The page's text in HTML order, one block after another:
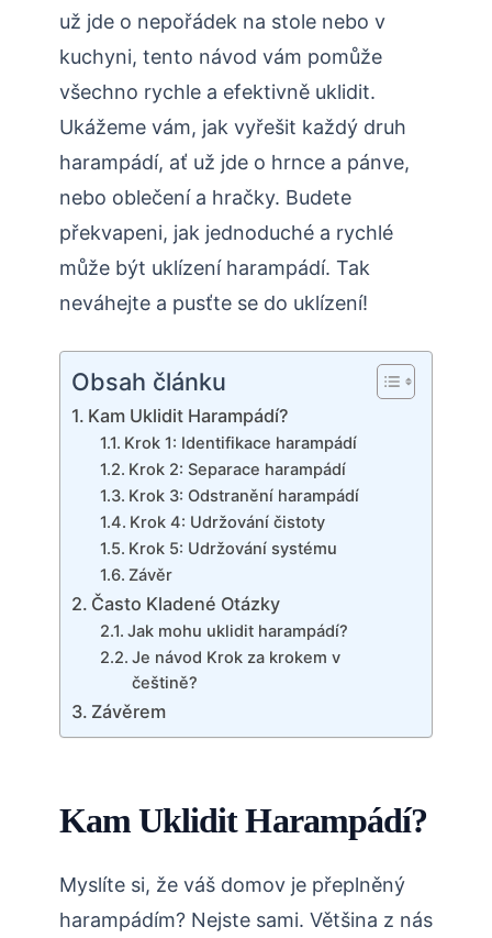
už jde o nepořádek na stole nebo v
kuchyni, tento návod vám pomůže
všechno rychle a efektivně uklidit.
Ukážeme vám, jak vyřešit každý druh
harampádí, ať už jde o hrnce a pánve,
nebo oblečení a hračky. Budete
překvapeni, jak jednoduché a rychlé
může být uklízení harampádí. Tak
neváhejte a pusťte se do uklízení!
Obsah článku
Kam Uklidit Harampádí?
Krok 1: Identifikace harampádí
Krok 2: Separace harampádí
Krok 3: Odstranění harampádí
Krok 4: Udržování čistoty
Krok 5: Udržování systému
Závěr
Často Kladené Otázky
Jak mohu uklidit harampádí?
Je návod Krok za krokem v
češtině?
Závěrem
Kam Uklidit Harampádí?
Myslíte si, že váš domov je přeplněný
harampádím? Nejste sami. Většina z nás